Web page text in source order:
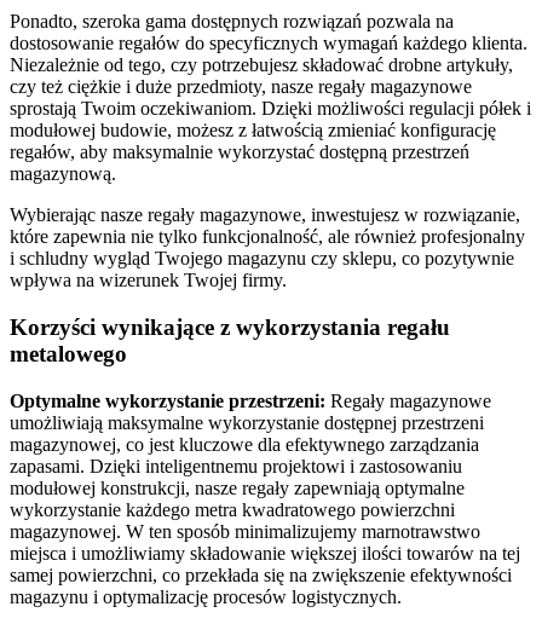
Ponadto, szeroka gama dostępnych rozwiązań pozwala na
dostosowanie regałów do specyficznych wymagań każdego klienta.
Niezależnie od tego, czy potrzebujesz składować drobne artykuły,
czy też ciężkie i duże przedmioty, nasze regały magazynowe
sprostają Twoim oczekiwaniom. Dzięki możliwości regulacji półek i
modułowej budowie, możesz z łatwością zmieniać konfigurację
regałów, aby maksymalnie wykorzystać dostępną przestrzeń
magazynową.
Wybierając nasze regały magazynowe, inwestujesz w rozwiązanie,
które zapewnia nie tylko funkcjonalność, ale również profesjonalny
i schludny wygląd Twojego magazynu czy sklepu, co pozytywnie
wpływa na wizerunek Twojej firmy.
Korzyści wynikające z wykorzystania regału
metalowego
Optymalne wykorzystanie przestrzeni: Regały magazynowe
umożliwiają maksymalne wykorzystanie dostępnej przestrzeni
magazynowej, co jest kluczowe dla efektywnego zarządzania
zapasami. Dzięki inteligentnemu projektowi i zastosowaniu
modułowej konstrukcji, nasze regały zapewniają optymalne
wykorzystanie każdego metra kwadratowego powierzchni
magazynowej. W ten sposób minimalizujemy marnotrawstwo
miejsca i umożliwiamy składowanie większej ilości towarów na tej
samej powierzchni, co przekłada się na zwiększenie efektywności
magazynu i optymalizację procesów logistycznych.